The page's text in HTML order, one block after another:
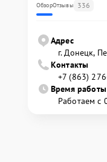
ОбзорОтзывы 336
Адрес
г. Донецк,
Контакты
+7 (863)
Время работы
Работаем с